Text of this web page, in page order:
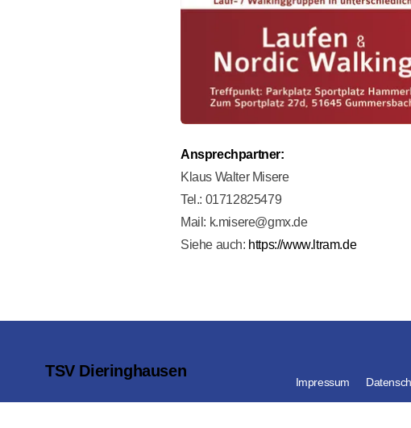
Ansprechpartner:
Klaus Walter Misere
Tel.: 01712825479
Mail: k.misere@gmx.de
Siehe auch: https://www.ltram.de
TSV Dieringhausen
Impressum